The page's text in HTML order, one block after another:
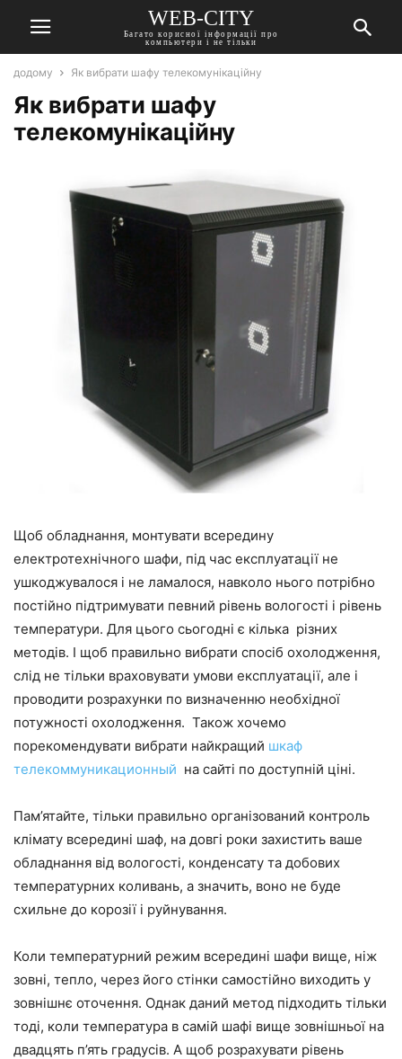
WEB-CITY
Багато корисної інформації про
компьютери і не тільки
додому Як вибрати шафу телекомунікаційну
Як вибрати шафу
телекомунікаційну
Щоб обладнання, монтувати всередину
електротехнічного шафи, під час експлуатації не
ушкоджувалося і не ламалося, навколо нього потрібно
постійно підтримувати певний рівень вологості і рівень
температури. Для цього сьогодні є кілька різних
методів. І щоб правильно вибрати спосіб охолодження,
слід не тільки враховувати умови експлуатації, але і
проводити розрахунки по визначенню необхідної
потужності охолодження. Також хочемо
порекомендувати вибрати найкращий шкаф
телекоммуникационный на сайті по доступній ціні.
Пам’ятайте, тільки правильно організований контроль
клімату всередині шаф, на довгі роки захистить ваше
обладнання від вологості, конденсату та добових
температурних коливань, а значить, воно не буде
схильне до корозії і руйнування.
Коли температурний режим всередині шафи вище, ніж
зовні, тепло, через його стінки самостійно виходить у
зовнішнє оточення. Однак даний метод підходить тільки
тоді, коли температура в самій шафі вище зовнішньої на
двадцять п’ять градусів. А щоб розрахувати рівень